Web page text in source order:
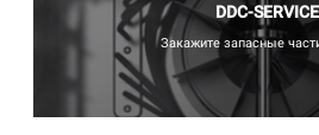
DDC-SERVICE
Закажите запасные